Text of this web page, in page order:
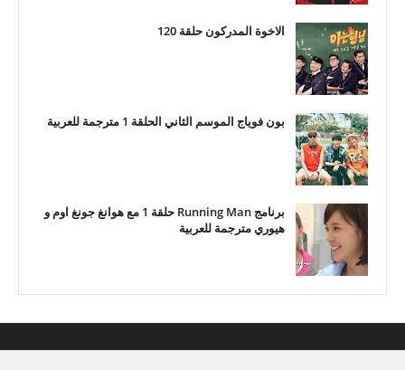
الاخوة المدركون حلقة 120
بون فوياج الموسم الثاني الحلقة 1 مترجمة للعربية
برنامج Running Man حلقة 1 مع هوانغ جونغ اوم و
هيوري مترجمة للعربية